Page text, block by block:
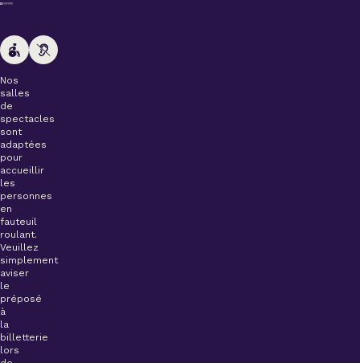
Nos
salles
de
spectacles
sont
adaptées
pour
accueillir
les
personnes
en
fauteuil
roulant.
Veuillez
simplement
aviser
le
préposé
à
la
billetterie
lors